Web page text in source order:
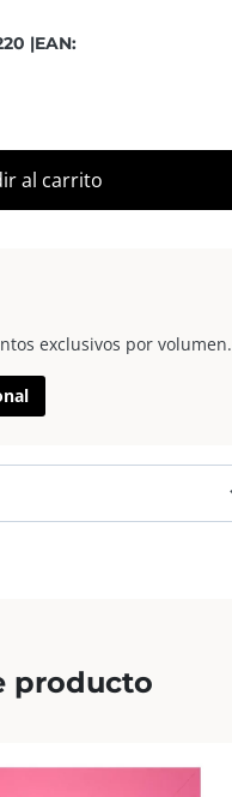
|EAN:
al carrito
exclusivos por volumen.
producto